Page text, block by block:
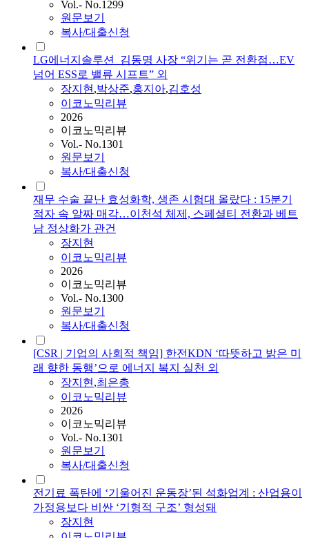
Vol.- No.1299
원문보기
복사/대출신청
LG에너지솔루션_김동명 사장 “위기는 곧 전환점…EV
넘어 ESS로 밸류 시프트” 외
장지현,박상준,홍지아,김호성
이코노믹리뷰
2026
이코노믹리뷰
Vol.- No.1301
원문보기
복사/대출신청
재무 수술 끝난 효성화학, 생존 시험대 올랐다 : 15분기
적자 속 알짜 매각…이천석 체제, 스페셜티 전환과 베트
남 정상화가 관건
장지현
이코노믹리뷰
2026
이코노믹리뷰
Vol.- No.1300
원문보기
복사/대출신청
[CSR | 기업의 사회적 책임] 한전KDN ‘따뜻하고 밝은 미
래 향한 동행’으로 에너지 복지 실천 외
장지현,최은총
이코노믹리뷰
2026
이코노믹리뷰
Vol.- No.1301
원문보기
복사/대출신청
전기료 폭탄에 ʻ기울어진 운동장’된 석화업계 : 산업용이
가정용보다 비싼 ʻ기형적 구조’ 형성돼
장지현